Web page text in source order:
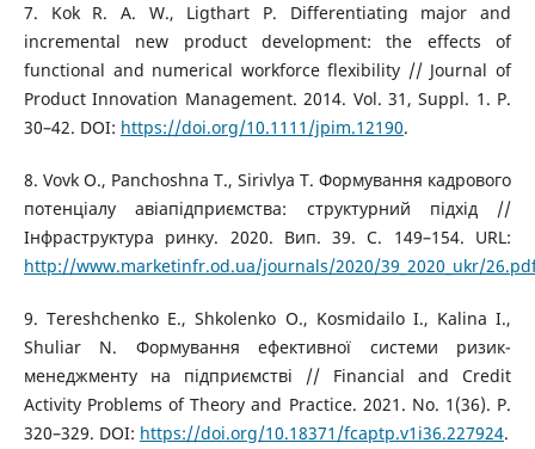
7. Kok R. A. W., Ligthart P. Differentiating major and
incremental new product development: the effects of
functional and numerical workforce flexibility // Journal of
Product Innovation Management. 2014. Vol. 31, Suppl. 1. P.
30–42. DOI: https://doi.org/10.1111/jpim.12190.
8. Vovk O., Panchoshna T., Sirivlya T. Формування кадрового
потенціалу авіапідприємства: структурний підхід //
Інфраструктура ринку. 2020. Вип. 39. С. 149–154. URL:
http://www.marketinfr.od.ua/journals/2020/39_2020_ukr/
9. Tereshchenko E., Shkolenko O., Kosmidailo I., Kalina I.,
Shulіar N. Формування ефективної системи ризик-
менеджменту на підприємстві // Financial and Credit
Activity Problems of Theory and Practice. 2021. No. 1(36). P.
320–329. DOI: https://doi.org/10.18371/fcaptp.v1i36.227924.